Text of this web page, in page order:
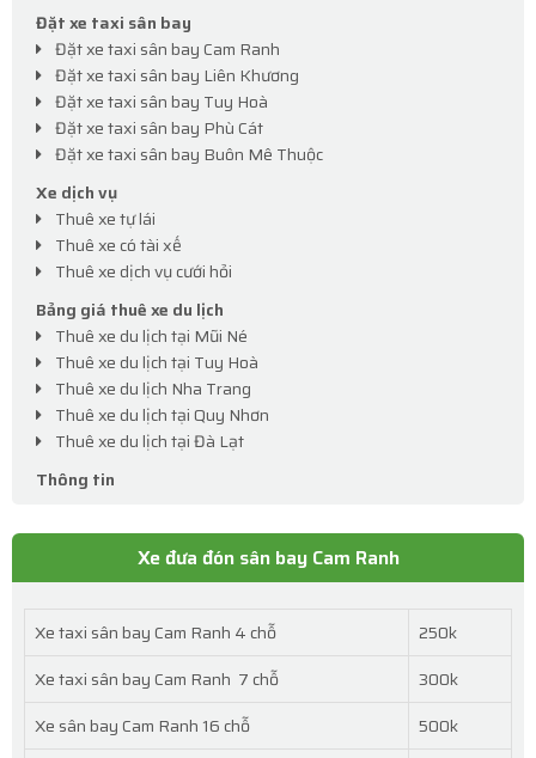
Đặt xe taxi sân bay
Đặt xe taxi sân bay Cam Ranh
Đặt xe taxi sân bay Liên Khương
Đặt xe taxi sân bay Tuy Hoà
Đặt xe taxi sân bay Phù Cát
Đặt xe taxi sân bay Buôn Mê Thuộc
Xe dịch vụ
Thuê xe tự lái
Thuê xe có tài xế
Thuê xe dịch vụ cưới hỏi
Bảng giá thuê xe du lịch
Thuê xe du lịch tại Mũi Né
Thuê xe du lịch tại Tuy Hoà
Thuê xe du lịch Nha Trang
Thuê xe du lịch tại Quy Nhơn
Thuê xe du lịch tại Đà Lạt
Thông tin
Xe đưa đón sân bay Cam Ranh
Xe taxi sân bay Cam Ranh 4 chỗ
250k
Xe taxi sân bay Cam Ranh 7 chỗ
300k
Xe sân bay Cam Ranh 16 chỗ
500k